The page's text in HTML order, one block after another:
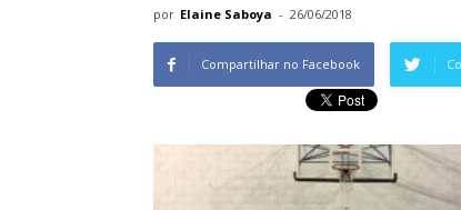
por Elaine Saboya - 26/06/2018
Compartilhar no Facebook